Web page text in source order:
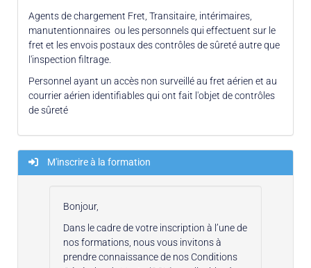
Agents de chargement Fret, Transitaire, intérimaires,
manutentionnaires ou les personnels qui effectuent sur le
fret et les envois postaux des contrôles de sûreté autre que
l'inspection filtrage.
Personnel ayant un accès non surveillé au fret aérien et au
courrier aérien identifiables qui ont fait l'objet de contrôles
de sûreté
M'inscrire à la formation
Bonjour,
Dans le cadre de votre inscription à l’une de
nos formations, nous vous invitons à
prendre connaissance de nos Conditions